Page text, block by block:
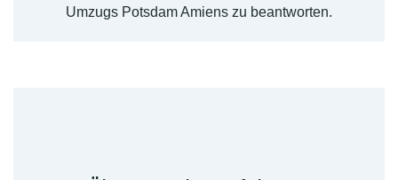
Umzugs Potsdam Amiens zu beantworten.